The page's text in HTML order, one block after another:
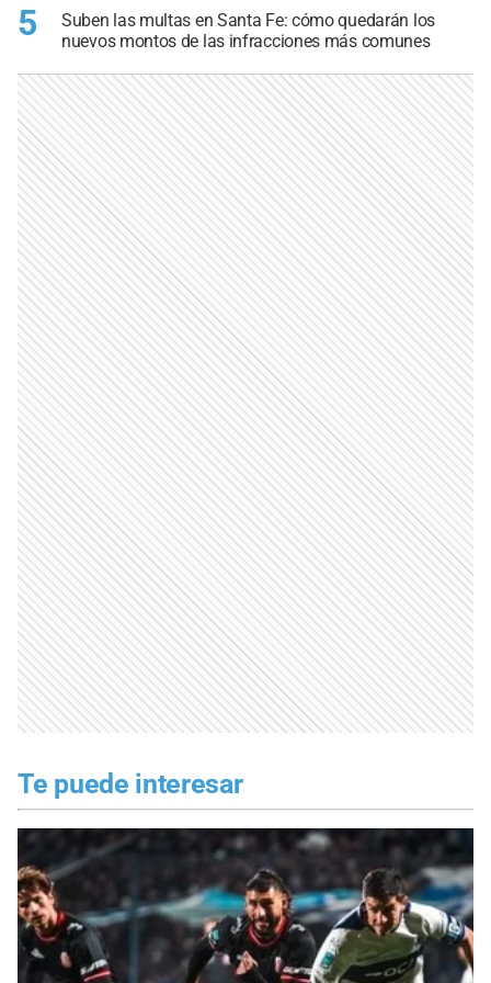
5
Suben las multas en Santa Fe: cómo quedarán los
nuevos montos de las infracciones más comunes
Te puede interesar